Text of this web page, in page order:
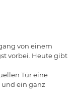
von einem
vorbei. Heute gibt
Tür eine
und ein ganz